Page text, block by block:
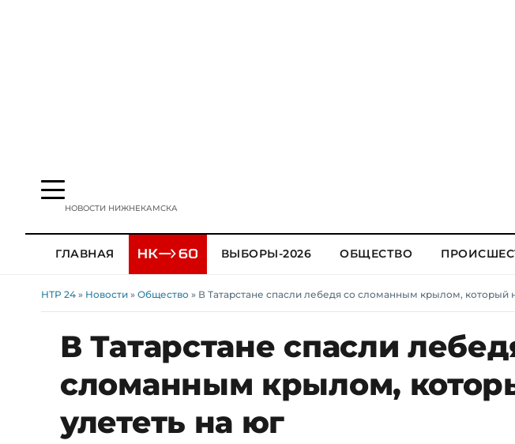
НОВОСТИ НИЖНЕКАМСКА
ГЛАВНАЯ ВЫБОРЫ-2026 ОБЩЕСТВО
НТР 24 » Новости » Общество » В Татарстане спасли лебедя со сломанным крылом, который
В Татарстане спасли
сломанным крылом,
улететь на юг